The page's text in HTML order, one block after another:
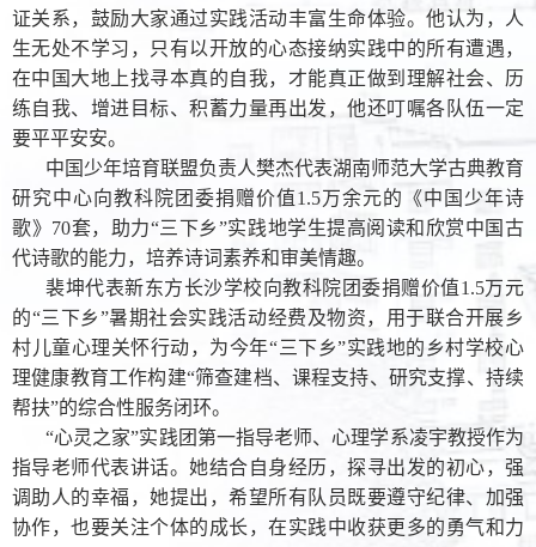
证关系，鼓励大家通过实践活动丰富生命体验。他认为，人
生无处不学习，只有以开放的心态接纳实践中的所有遭遇，
在中国大地上找寻本真的自我，才能真正做到理解社会、历
练自我、增进目标、积蓄力量再出发，他还叮嘱各队伍一定
要平平安安。
中国少年培育联盟负责人樊杰代表湖南师范大学古典教育
研究中心向教科院团委捐赠价值1.5万余元的《中国少年诗
歌》 70套，助力“三下乡”实践地学生提高阅读和欣赏中国古
代诗歌的能力，培养诗词素养和审美情趣。
裴坤代表新东方长沙学校向教科院团委捐赠价值1.5万元
的“三下乡”暑期社会实践活动经费及物资，用于联合开展乡
村儿童心理关怀行动，为今年“三下乡”实践地的乡村学校心
理健康教育工作构建“筛查建档、课程支持、研究支撑、持续
帮扶”的综合性服务闭环。
“心灵之家”实践团第一指导老师、心理学系凌宇教授作为
指导老师代表讲话。她结合自身经历，探寻出发的初心，强
调助人的幸福，她提出，希望所有队员既要遵守纪律、加强
协作，也要关注个体的成长，在实践中收获更多的勇气和力